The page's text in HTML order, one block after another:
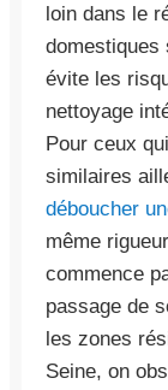
loin dans le
domestiques
évite les
nettoyage
Pour ceux
similaires
déboucher
même
commence
passage de
les zones
Seine, on